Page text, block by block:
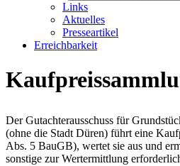
Links
Aktuelles
Presseartikel
Erreichbarkeit
Der Gutachterausschuss für
(ohne die Stadt Düren) führt eine
Abs. 5 BauGB), wertet sie aus und
sonstige zur Wertermittlung